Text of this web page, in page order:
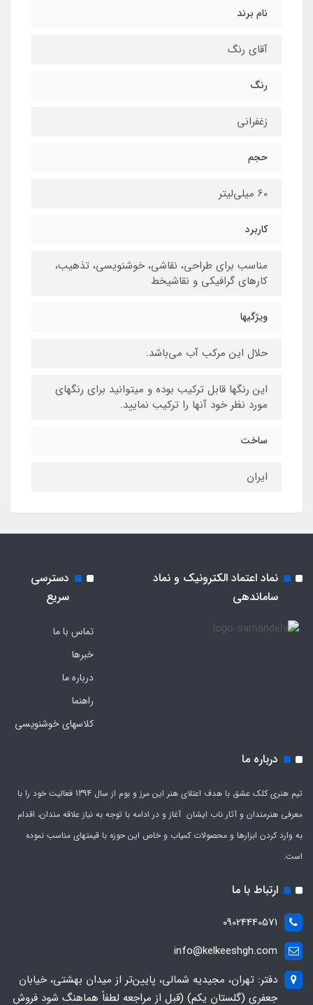
نام برند
آقای رنگ
رنگ
زغفرانی
حجم
60 میلی‌لیتر
کاربرد
مناسب برای طراحی، نقاشی، خوشنویسی، تذهیب،
کارهای گرافیکی و نقاشیخط
ویژگیها
حلال این مرکب آب می‌باشد.
این رنگها قابل ترکیب بوده و میتوانید برای رنگهای
مورد نظر خود آنها را ترکیب نمایید.
ساخت
ایران
نماد اعتماد الکترونیک و نماد
ساماندهی
دسترسی
سریع
تماس با ما
خبرها
درباره ما
راهنما
کلاسهای خوشنویسی
درباره ما
تیم هنری کلک عشق با هدف اعتلای هنر این مرز و بوم از سال 1394 فعالیت خود را با
معرفی هنرمندان و آثار ناب ایشان آغاز و در ادامه با توجه به نیاز علاقه مندان، اقدام
به وارد کردن ابزارها و محصولات کمیاب و خاص این حوزه با قیمتهای مناسب نموده
است.
ارتباط با ما
09024440571
info@kelkeeshgh.com
دفتر: تهران، مجیدیه شمالی، پایین‌تر از میدان بهشتی، خیابان
جعفری (گلستان یکم) (قبل از مراجعه لطفاً هماهنگ شود فروش